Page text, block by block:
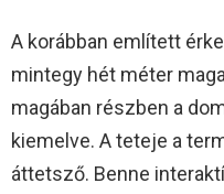
A korábban említett
mintegy hét méter
magában részben a
kiemelve. A teteje a
áttetsző. Benne